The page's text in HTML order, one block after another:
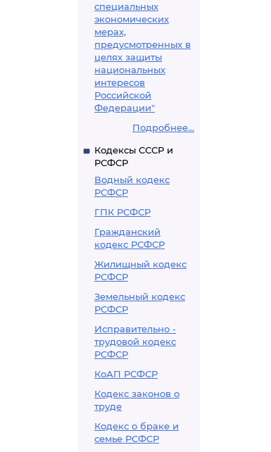
специальных
экономических
мерах,
предусмотренных в
целях защиты
национальных
интересов
Российской
Федерации"
Подробнее...
Кодексы СССР и
РСФСР
Водный кодекс
РСФСР
ГПК РСФСР
Гражданский
кодекс РСФСР
Жилищный кодекс
РСФСР
Земельный кодекс
РСФСР
Исправительно -
трудовой кодекс
РСФСР
КоАП РСФСР
Кодекс законов о
труде
Кодекс о браке и
семье РСФСР